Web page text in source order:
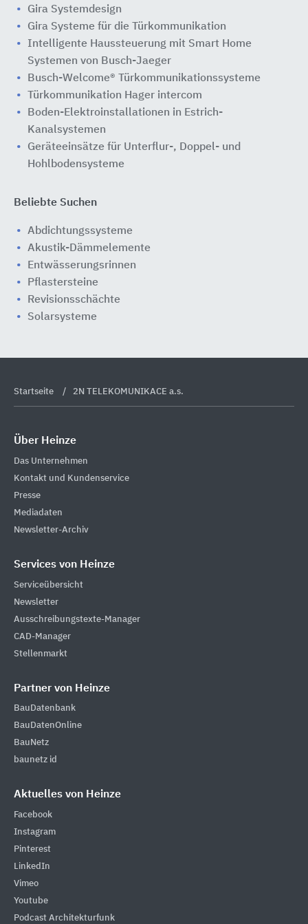
Gira Systemdesign
Gira Systeme für die Türkommunikation
Intelligente Haussteuerung mit Smart Home
Systemen von Busch-Jaeger
Busch-Welcome® Türkommunikationssysteme
Türkommunikation Hager intercom
Boden-Elektroinstallationen in Estrich-
Kanalsystemen
Geräteeinsätze für Unterflur-, Doppel- und
Hohlbodensysteme
Beliebte Suchen
Abdichtungssysteme
Akustik-Dämmelemente
Entwässerungsrinnen
Pflastersteine
Revisionsschächte
Solarsysteme
Startseite 2N TELEKOMUNIKACE a.s.
Über Heinze
Das Unternehmen
Kontakt und Kundenservice
Presse
Mediadaten
Newsletter-Archiv
Services von Heinze
Serviceübersicht
Newsletter
Ausschreibungstexte-Manager
CAD-Manager
Stellenmarkt
Partner von Heinze
BauDatenbank
BauDatenOnline
BauNetz
baunetz id
Aktuelles von Heinze
Facebook
Instagram
Pinterest
LinkedIn
Vimeo
Youtube
Podcast Architekturfunk